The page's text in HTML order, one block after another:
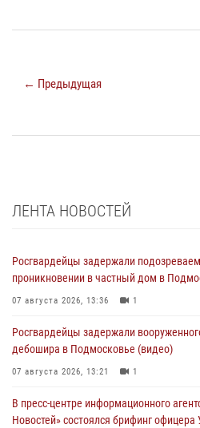
← Предыдущая
ЛЕНТА НОВОСТЕЙ
Росгвардейцы задержали
проникновении в частный дом в
07 августа 2026, 13:36 1
Росгвардейцы задержали
дебошира в Подмосковье (видео)
07 августа 2026, 13:21 1
В пресс-центре информационного
Новостей» состоялся брифинг офицера